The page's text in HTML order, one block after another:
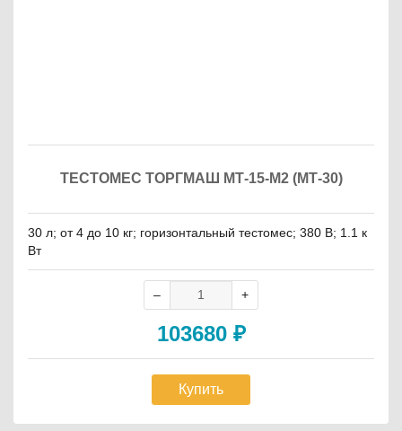
ТЕСТОМЕС ТОРГМАШ МТ-15-М2 (МТ-30)
30 л; от 4 до 10 кг; горизонтальный тестомес; 380 В; 1.1 к
Вт
103680 ₽
Купить